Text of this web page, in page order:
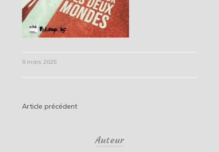
8 mars 2025
Navigation
Article précédent
Auteur